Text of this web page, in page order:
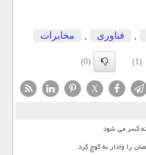
, فناوری , مخابرات
(1)
(0)
X
کسر می شود
را وادار به کوچ کرد